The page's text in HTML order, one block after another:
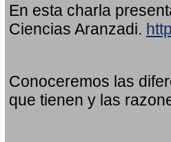
En esta charla
Ciencias Aranzadi.
Conoceremos las
que tienen y las